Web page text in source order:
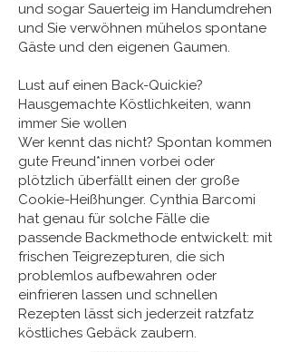
und sogar Sauerteig im Handumdrehen
und Sie verwöhnen mühelos spontane
Gäste und den eigenen Gaumen.
Lust auf einen Back-Quickie?
Hausgemachte Köstlichkeiten, wann
immer Sie wollen
Wer kennt das nicht? Spontan kommen
gute Freund*innen vorbei oder
plötzlich überfällt einen der große
Cookie-Heißhunger. Cynthia Barcomi
hat genau für solche Fälle die
passende Backmethode entwickelt: mit
frischen Teigrezepturen, die sich
problemlos aufbewahren oder
einfrieren lassen und schnellen
Rezepten lässt sich jederzeit ratzfatz
köstliches Gebäck zaubern.